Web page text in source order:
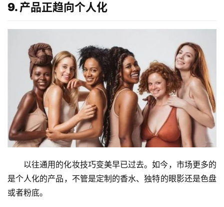
9. 产品正趋向个人化
以往通用的化妆技巧变美早已过去。如今，市场更多的
是个人化的产品，不管是定制的香水、独特的眼影还是色盘
或者粉底。